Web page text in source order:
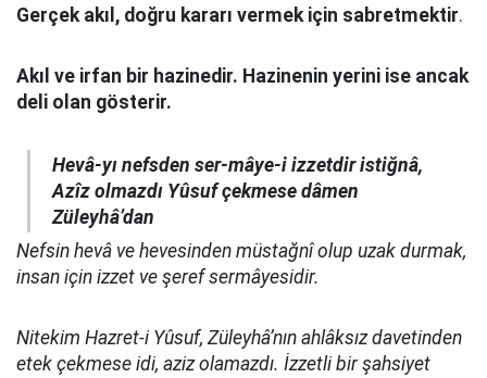
Gerçek akıl, doğru kararı vermek için sabretmektir.
Akıl ve irfan bir hazinedir. Hazinenin yerini ise ancak
deli olan gösterir.
Hevâ-yı nefsden ser-mâye-i izzetdir istiğnâ,
Azîz olmazdı Yûsuf çekmese dâmen
Züleyhâ’dan
Nefsin hevâ ve hevesinden müstağnî olup uzak durmak,
insan için izzet ve şeref sermâyesidir.
Nitekim Hazret-i Yûsuf, Züleyhâ’nın ahlâksız davetinden
etek çekmese idi, aziz olamazdı. İzzetli bir şahsiyet